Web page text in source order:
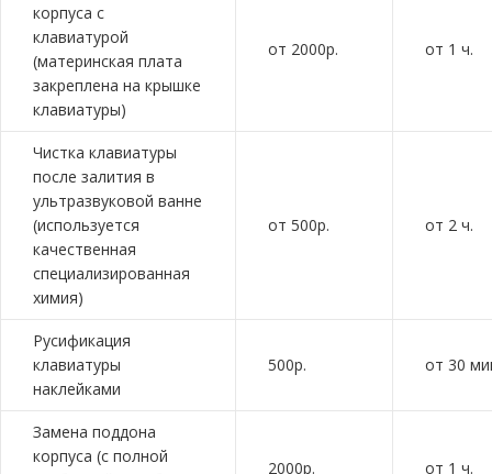
корпуса с
клавиатурой
(материнская плата
закреплена на крышке
клавиатуры)
от 2000р. от 1 ч.
Чистка клавиатуры
после залития в
ультразвуковой ванне
(используется
качественная
специализированная
химия)
от 500р. от 2 ч.
Русификация
клавиатуры
наклейками
500р. от 30
Замена поддона
корпуса (с полной
2000р. от 1 ч.